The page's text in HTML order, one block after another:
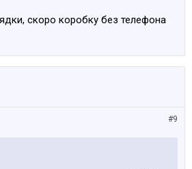
скоро коробку без телефона
#9